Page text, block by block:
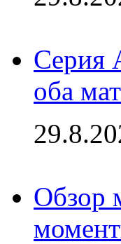
Серия
оба
Обзор